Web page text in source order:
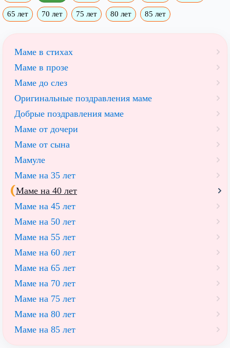
65 лет 70 лет 75 лет 80 лет 85 лет
Маме в стихах
Маме в прозе
Маме до слез
Оригинальные поздравления маме
Добрые поздравления маме
Маме от дочери
Маме от сына
Мамуле
Маме на 35 лет
Маме на 40 лет
Маме на 45 лет
Маме на 50 лет
Маме на 55 лет
Маме на 60 лет
Маме на 65 лет
Маме на 70 лет
Маме на 75 лет
Маме на 80 лет
Маме на 85 лет